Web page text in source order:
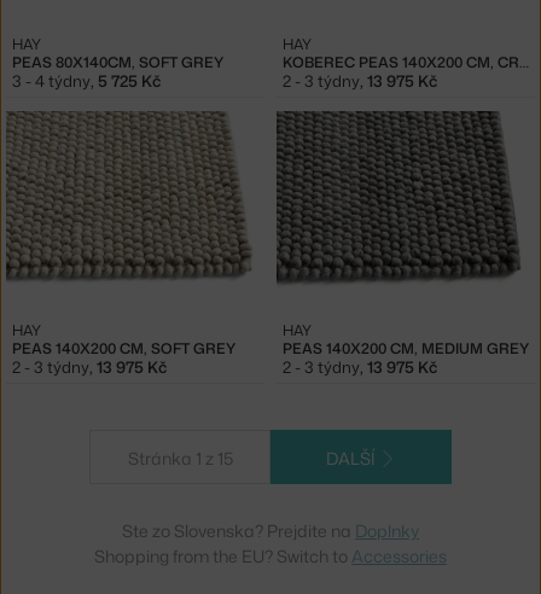
PEAS 80X140CM, SOFT GREY
HAY
3 - 4 týdny, 5 725 Kč
KOBEREC PEAS 140X200 CM, CREAM
HAY
2 - 3 týdny, 13 975 Kč
PEAS 140X200 CM, SOFT GREY
HAY
2 - 3 týdny, 13 975 Kč
PEAS 140X200 CM, MEDIUM GREY
HAY
2 - 3 týdny, 13 975 Kč
Stránka 1 z 15 DALŠÍ
Ste zo Slovenska? Prejdite na Doplnky
Shopping from the EU? Switch to Accessories